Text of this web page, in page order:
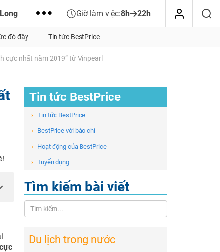
Giờ làm việc:8h 22h
đó đây Tin tức BestPrice
cực nhất năm 2019” từ Vinpearl
Tin tức BestPrice
› Tin tức BestPrice
› BestPrice với báo chí
› Hoạt động của BestPrice
› Tuyển dụng
Tìm kiếm bài viết
Du lịch trong nước